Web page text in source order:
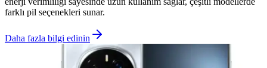
farklı pil seçenekleri sunar.
Daha fazla bilgi edinin